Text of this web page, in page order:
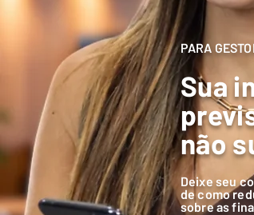
PARA
Sua
não
Deixe seu
de como
sobre as